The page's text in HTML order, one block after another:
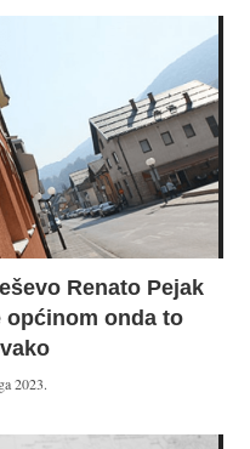
Renato Pejak
onda to
2023.